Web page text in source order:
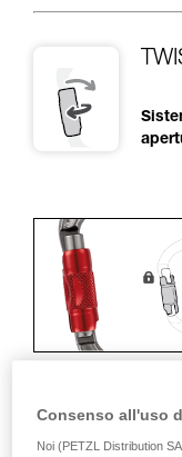
Consenso all'uso
Noi (PETZL Distribution